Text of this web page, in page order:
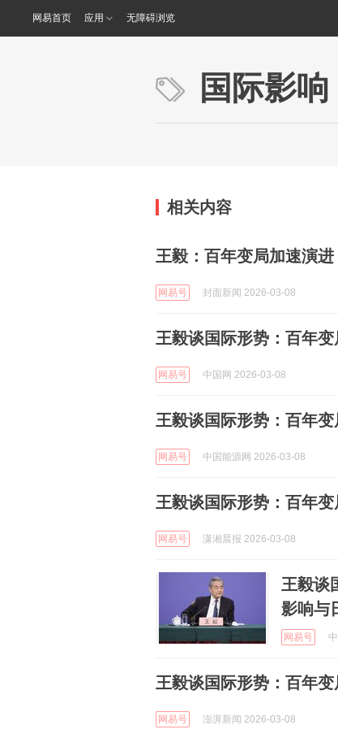
网易首页 应用 无障碍浏览
国际影响
相关内容
王毅：百年变局加速演
网易号 封面新闻 2026-03-08
王毅谈国际形势：百年
网易号 中国网 2026-03-08
王毅谈国际形势：百年
网易号 中国能源网 2026-03-08
王毅谈国际形势：百年
网易号 潇湘晨报 2026-03-08
王毅谈
影响与
网易号
王毅谈国际形势：百年
网易号 澎湃新闻 2026-03-08